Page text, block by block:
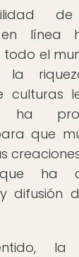
en línea
el
la
culturas
ha
que
ha
difusión
la